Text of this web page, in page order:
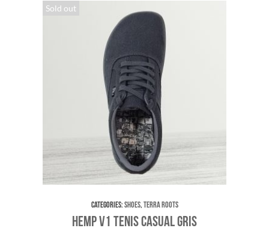
Sold out
Categories:Shoes,Terra Roots
Hemp V1 Tenis Casual GRIS